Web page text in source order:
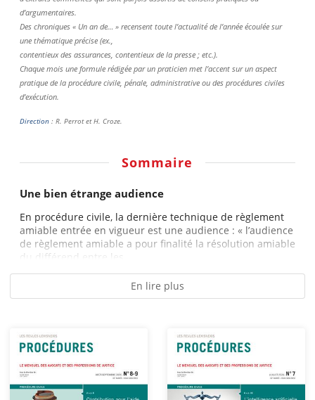
d’argumentaires.
Des chroniques « Un an de… » recensent toute l’actualité de l’année écoulée sur
une thématique précise (ex.,
contentieux des assurances, contentieux de la presse ; etc.).
Chaque mois une formule rédigée par un praticien met l’accent sur un aspect
pratique de la procédure civile, pénale, administrative ou des procédures civiles
d’exécution.
Direction : R. Perrot et H. Croze.
Sommaire
Une bien étrange audience
En procédure civile, la dernière technique de règlement
amiable entrée en vigueur est une audience : « l’audience
de règlement amiable a pour finalité la résolution amiable
du différend entre les...
En lire plus